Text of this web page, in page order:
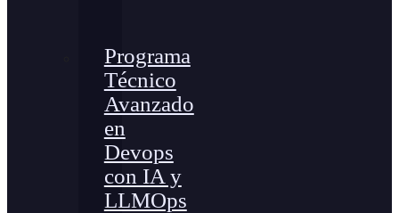
Programa
Técnico
Avanzado
en
Devops
con IA y
LLMOps